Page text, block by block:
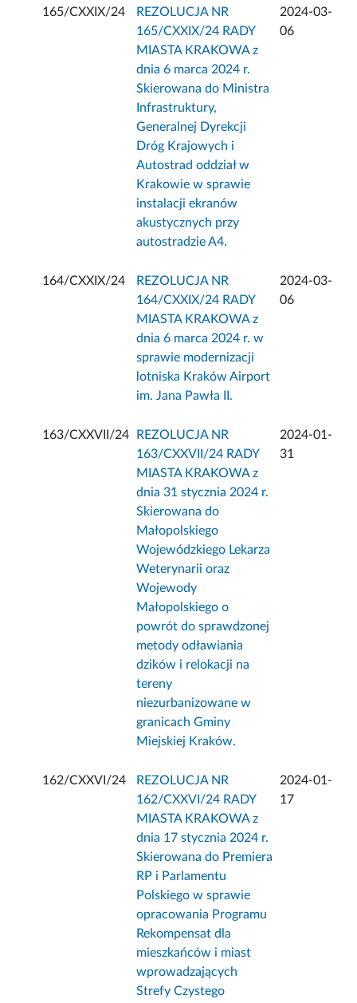
165/CXXIX/24
REZOLUCJA NR
165/CXXIX/24 RADY
MIASTA KRAKOWA z
dnia 6 marca 2024 r.
Skierowana do Ministra
Infrastruktury,
Generalnej Dyrekcji
Dróg Krajowych i
Autostrad oddział w
Krakowie w sprawie
instalacji ekranów
akustycznych przy
autostradzie A4.
2024-03-
06
164/CXXIX/24
REZOLUCJA NR
164/CXXIX/24 RADY
MIASTA KRAKOWA z
dnia 6 marca 2024 r. w
sprawie modernizacji
lotniska Kraków Airport
im. Jana Pawła II.
2024-03-
06
163/CXXVII/24
REZOLUCJA NR
163/CXXVII/24 RADY
MIASTA KRAKOWA z
dnia 31 stycznia 2024 r.
Skierowana do
Małopolskiego
Wojewódzkiego Lekarza
Weterynarii oraz
Wojewody
Małopolskiego o
powrót do sprawdzonej
metody odławiania
dzików i relokacji na
tereny
niezurbanizowane w
granicach Gminy
Miejskiej Kraków.
2024-01-
31
162/CXXVI/24
REZOLUCJA NR
162/CXXVI/24 RADY
MIASTA KRAKOWA z
dnia 17 stycznia 2024 r.
Skierowana do Premiera
RP i Parlamentu
Polskiego w sprawie
opracowania Programu
Rekompensat dla
mieszkańców i miast
wprowadzających
Strefy Czystego
2024-01-
17